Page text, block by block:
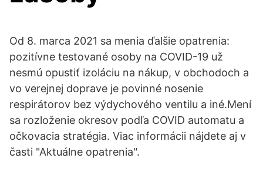
Od 8. marca 2021 sa menia ďalšie opatrenia:
pozitívne testované osoby na COVID-19 už
nesmú opustiť izoláciu na nákup, v obchodoch a
vo verejnej doprave je povinné nosenie
respirátorov bez výdychového ventilu a iné.Mení
sa rozloženie okresov podľa COVID automatu a
očkovacia stratégia. Viac informácii nájdete aj v
časti "Aktuálne opatrenia".